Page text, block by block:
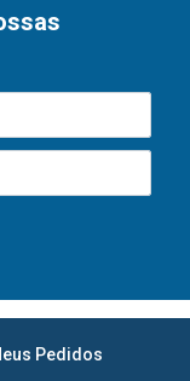
Pedidos